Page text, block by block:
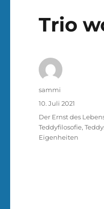
Trio
Autor
sammi
Veröffentlicht
10. Juli 2021
Kategorien
Der Ernst des
Teddyfilosofie,
Eigenheiten